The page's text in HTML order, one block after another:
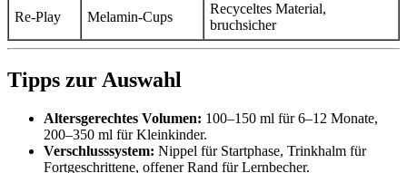
Re‑Play Melamin-Cups
Recyceltes Material,
bruchsicher
Tipps zur Auswahl
Altersgerechtes Volumen: 100–150 ml für 6–12 Monate,
200–350 ml für Kleinkinder.
Verschlusssystem: Nippel für Startphase, Trinkhalm für
Fortgeschrittene, offener Rand für Lernbecher.